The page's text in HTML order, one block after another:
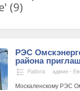
(9)
РЭС
района
Работа админ -
Москаленскому РЭС